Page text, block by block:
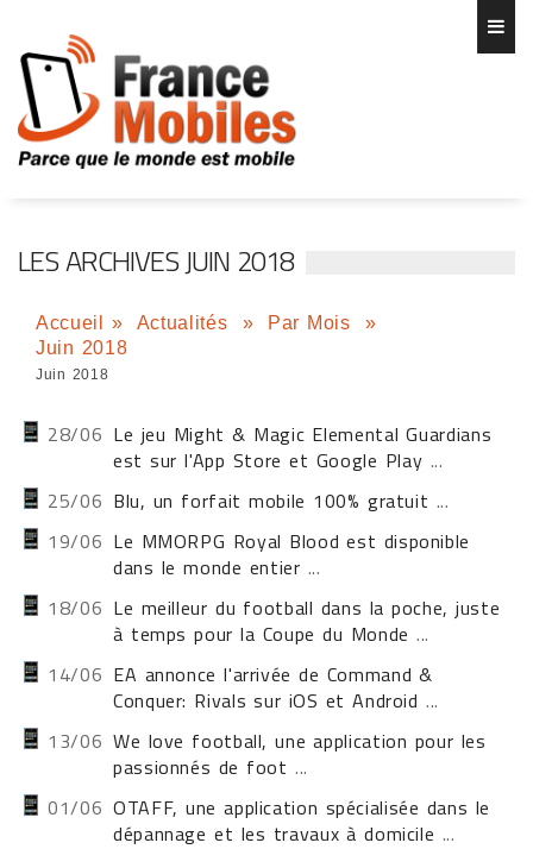
LES ARCHIVES JUIN 2018
Accueil » Actualités » Par Mois
»
Juin 2018
Juin 2018
28/06 Le jeu Might & Magic Elemental Guardians
est sur l'App Store et Google Play ...
25/06 Blu, un forfait mobile 100% gratuit ...
19/06 Le MMORPG Royal Blood est disponible
dans le monde entier ...
18/06 Le meilleur du football dans la poche, juste
à temps pour la Coupe du Monde ...
14/06 EA annonce l'arrivée de Command &
Conquer: Rivals sur iOS et Android ...
13/06 We love football, une application pour les
passionnés de foot ...
01/06 OTAFF, une application spécialisée dans le
dépannage et les travaux à domicile ...